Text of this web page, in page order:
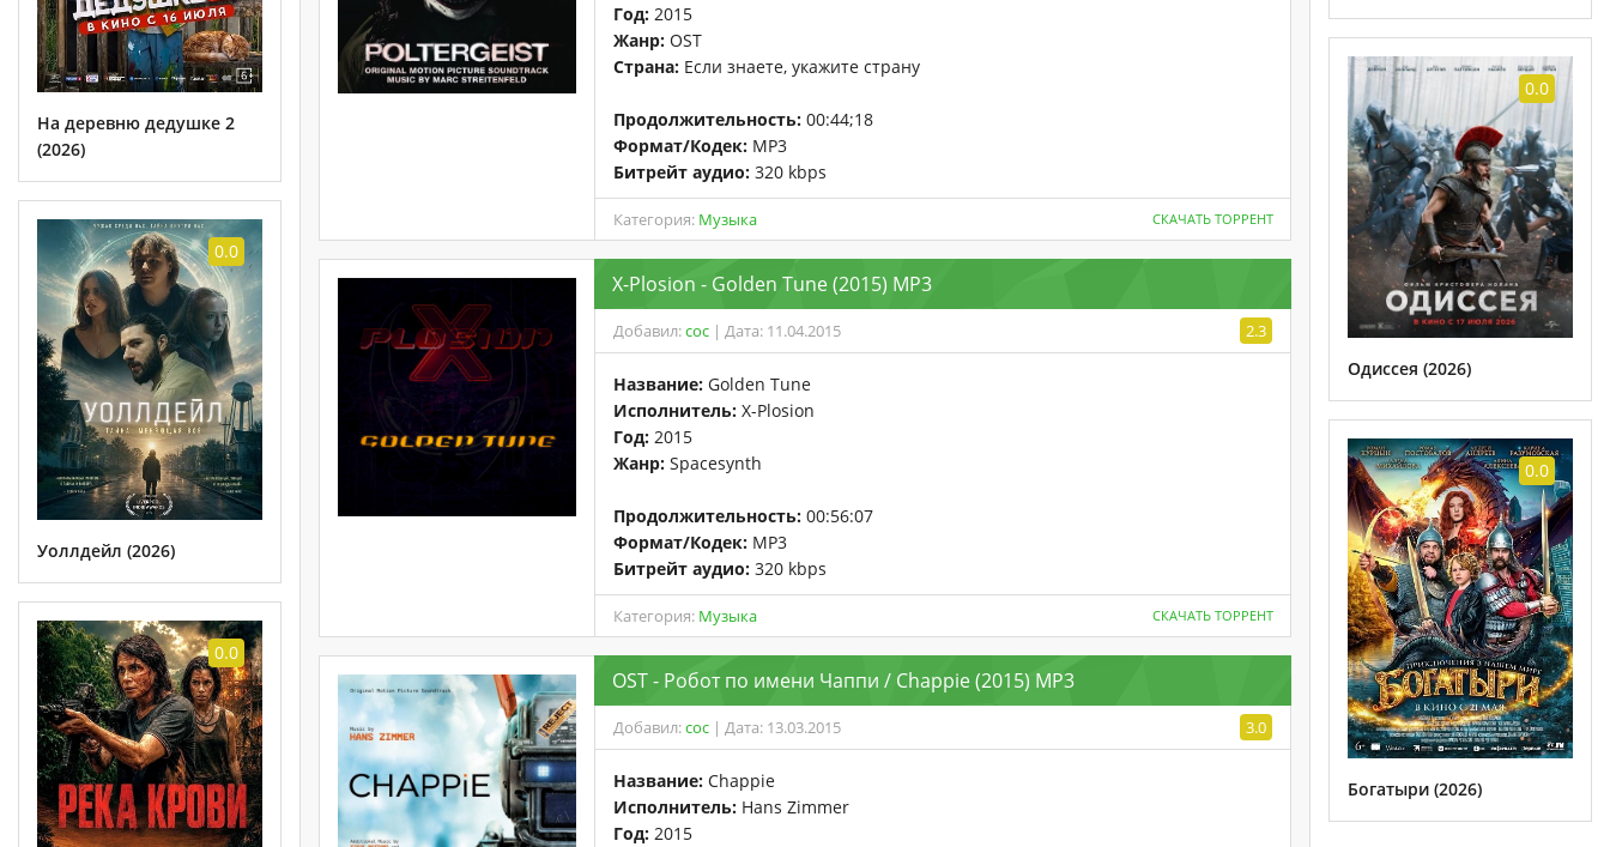
На деревню дедушке 2
(2026)
0.0
Уоллдейл (2026)
0.0
Год: 2015
Жанр: OST
Страна: Если знаете, укажите страну
Продолжительность: 00:44;18
Формат/Кодек: MP3
Битрейт аудио: 320 kbps
Категория: Музыка СКАЧАТЬ ТОРРЕНТ
X-Plosion - Golden Tune (2015) MP3
Добавил:coc | Дата: 11.04.2015 2.3
Название: Golden Tune
Исполнитель: X-Plosion
Год: 2015
Жанр: Spacesynth
Продолжительность: 00:56:07
Формат/Кодек: MP3
Битрейт аудио: 320 kbps
Категория: Музыка СКАЧАТЬ ТОРРЕНТ
OST - Робот по имени Чаппи / Chappie (2015) MP3
Добавил:coc | Дата: 13.03.2015 3.0
Название: Chappie
Исполнитель: Hans Zimmer
Год: 2015
0.0
Одиссея (2026)
0.0
Богатыри (2026)